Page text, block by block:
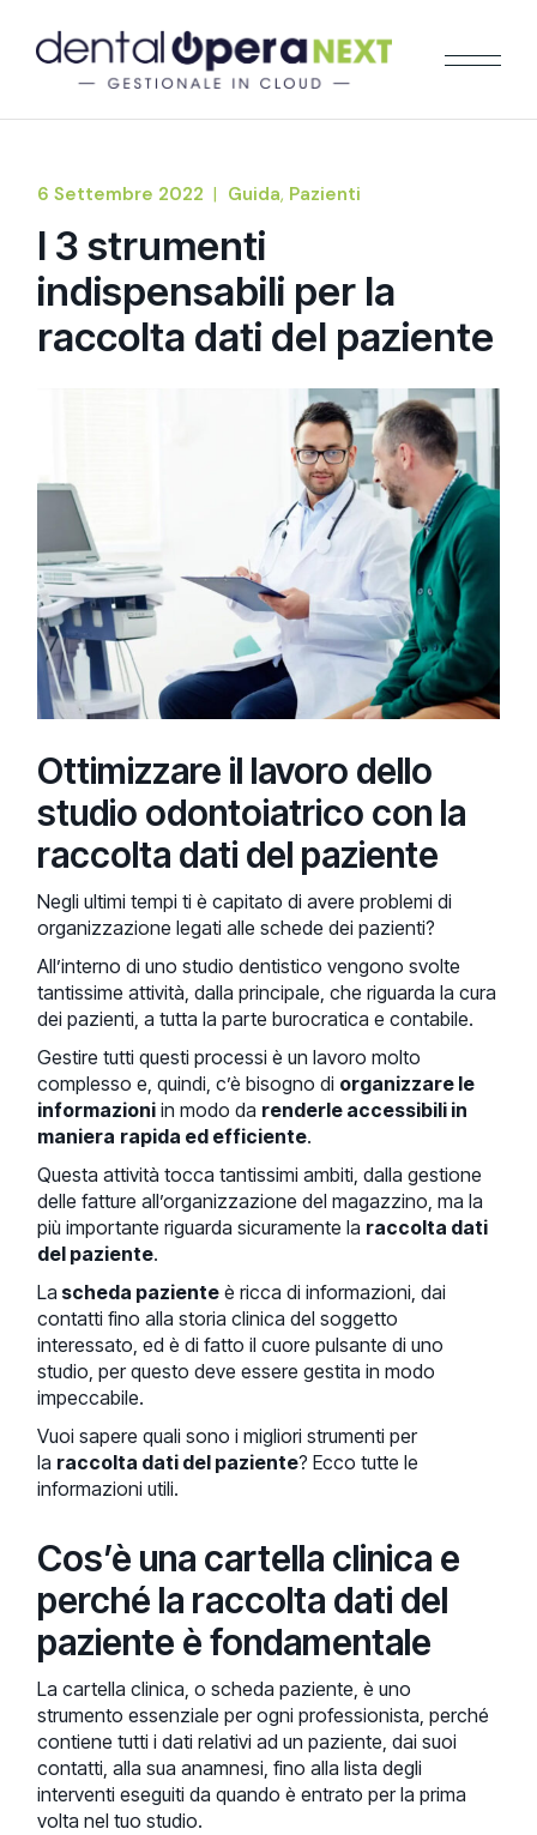
6 Settembre 2022 Guida Pazienti
I 3 strumenti
indispensabili per la
raccolta dati del paziente
Ottimizzare il lavoro dello
studio odontoiatrico con la
raccolta dati del paziente
Negli ultimi tempi ti è capitato di avere problemi di
organizzazione legati alle schede dei pazienti?
All’interno di uno studio dentistico vengono svolte
tantissime attività, dalla principale, che riguarda la cura
dei pazienti, a tutta la parte burocratica e contabile.
Gestire tutti questi processi è un lavoro molto
complesso e, quindi, c’è bisogno di organizzare le
informazioni in modo da renderle accessibili in
maniera rapida ed efficiente.
Questa attività tocca tantissimi ambiti, dalla gestione
delle fatture all’organizzazione del magazzino, ma la
più importante riguarda sicuramente la raccolta dati
del paziente.
La scheda paziente è ricca di informazioni, dai
contatti fino alla storia clinica del soggetto
interessato, ed è di fatto il cuore pulsante di uno
studio, per questo deve essere gestita in modo
impeccabile.
Vuoi sapere quali sono i migliori strumenti per
la raccolta dati del paziente? Ecco tutte le
informazioni utili.
Cos’è una cartella clinica e
perché la raccolta dati del
paziente è fondamentale
La cartella clinica, o scheda paziente, è uno
strumento essenziale per ogni professionista, perché
contiene tutti i dati relativi ad un paziente, dai suoi
contatti, alla sua anamnesi, fino alla lista degli
interventi eseguiti da quando è entrato per la prima
volta nel tuo studio.